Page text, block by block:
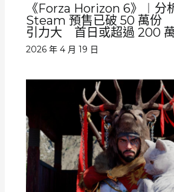
《Forza Horizon 6》︱分
Steam 預售已破 50 萬份
引力大 首日或超過 200
2026 年 4 月 19 日